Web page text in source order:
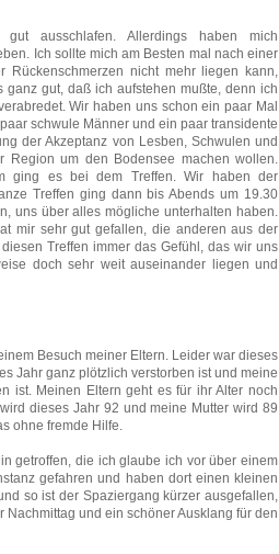
ausschlafen. Allerdings haben mich
Ich sollte mich am Besten mal nach einer
Rückenschmerzen nicht mehr liegen kann,
gut, daß ich aufstehen mußte, denn ich
Wir haben uns schon ein paar Mal
schwule Männer und ein paar transidente
der Akzeptanz von Lesben, Schwulen und
Region um den Bodensee machen wollen.
ging es bei dem Treffen. Wir haben der
Treffen ging dann bis Abends um 19.30
uns über alles mögliche unterhalten haben.
mir sehr gut gefallen, die anderen aus der
Treffen immer das Gefühl, das wir uns
doch sehr weit auseinander liegen und
Besuch meiner Eltern. Leider war dieses
Jahr ganz plötzlich verstorben ist und meine
ist. Meinen Eltern geht es für ihr Alter noch
dieses Jahr 92 und meine Mutter wird 89
ohne fremde Hilfe.
getroffen, die ich glaube ich vor über einem
gefahren und haben dort einen kleinen
so ist der Spaziergang kürzer ausgefallen,
und ein schöner Ausklang für den